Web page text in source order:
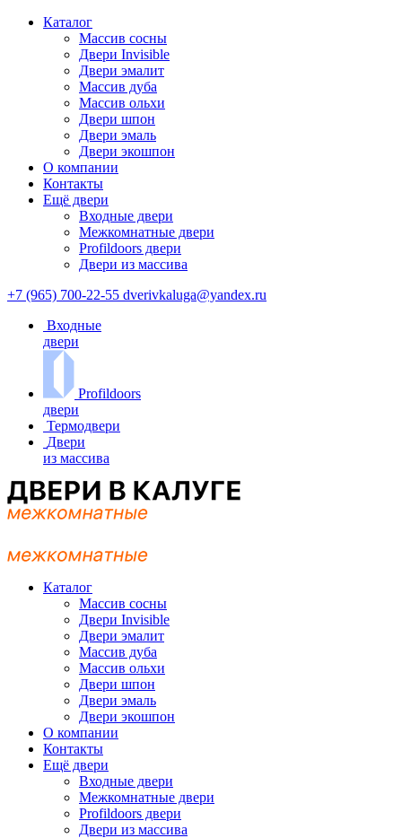
Каталог
Массив сосны
Двери Invisible
Двери эмалит
Массив дуба
Массив ольхи
Двери шпон
Двери эмаль
Двери экошпон
О компании
Контакты
Ещё двери
Входные двери
Межкомнатные двери
Profildoors двери
Двери из массива
+7 (965) 700-22-55 dverivkaluga@yandex.ru
Входные
двери
Profildoors
двери
Термодвери
Двери
из массива
Каталог
Массив сосны
Двери Invisible
Двери эмалит
Массив дуба
Массив ольхи
Двери шпон
Двери эмаль
Двери экошпон
О компании
Контакты
Ещё двери
Входные двери
Межкомнатные двери
Profildoors двери
Двери из массива